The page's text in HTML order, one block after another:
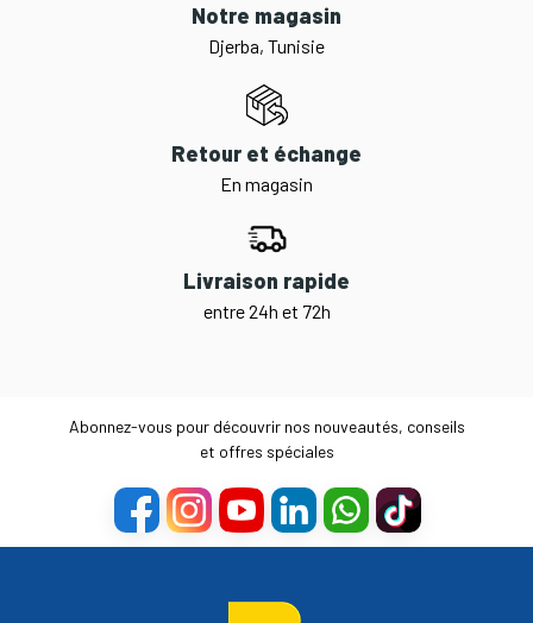
Notre magasin
Djerba, Tunisie
Retour et échange
En magasin
Livraison rapide
entre 24h et 72h
Abonnez-vous pour découvrir nos nouveautés, conseils
et offres spéciales